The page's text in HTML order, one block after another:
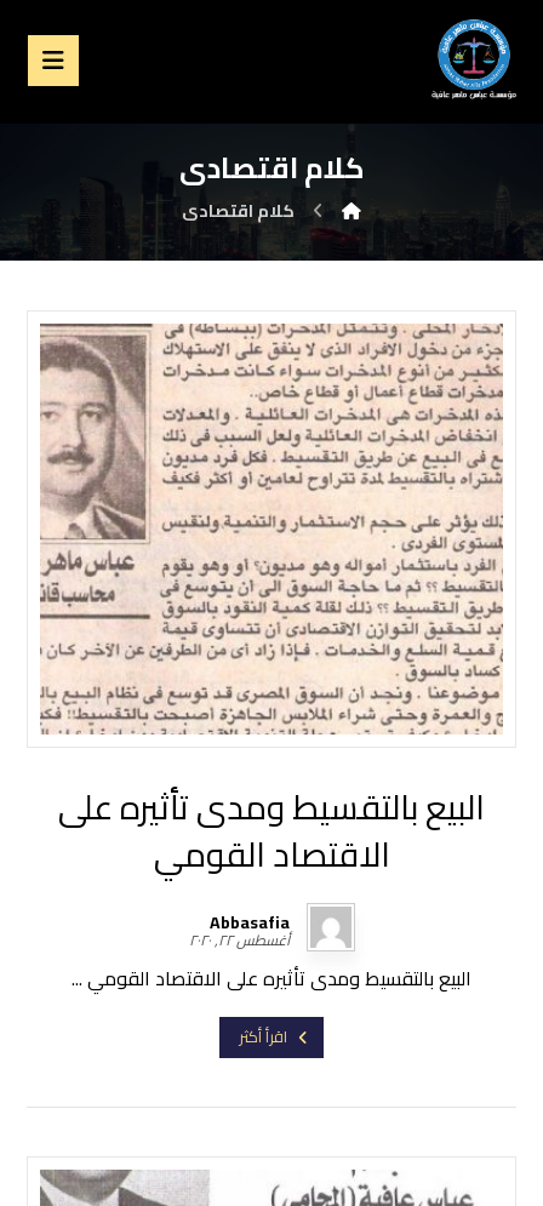
كلام اقتصادى
كلام اقتصادى
البيع بالتقسيط ومدى تأثيره على
الاقتصاد القومي
Abbasafia
أغسطس ٢٢, ٢٠٢٠
البيع بالتقسيط ومدى تأثيره على الاقتصاد القومي ...
اقرأ أكثر